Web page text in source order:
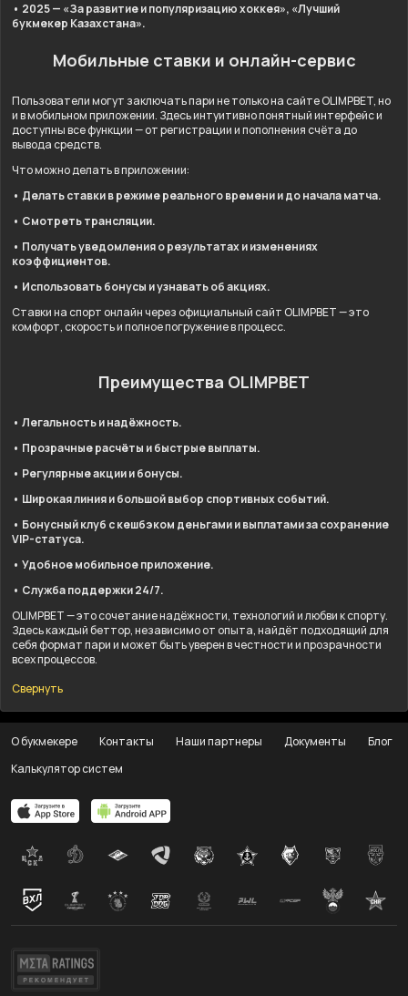
• 2025 — «За развитие и популяризацию хоккея», «Лучший
букмекер Казахстана».
Мобильные ставки и онлайн-сервис
Пользователи могут заключать пари не только на сайте OLIMPBET, но
и в мобильном приложении. Здесь интуитивно понятный интерфейс и
доступны все функции — от регистрации и пополнения счёта до
вывода средств.
Что можно делать в приложении:
• Делать ставки в режиме реального времени и до начала матча.
• Смотреть трансляции.
• Получать уведомления о результатах и изменениях
коэффициентов.
• Использовать бонусы и узнавать об акциях.
Ставки на спорт онлайн через официальный сайт OLIMPBET — это
комфорт, скорость и полное погружение в процесс.
Преимущества OLIMPBET
• Легальность и надёжность.
• Прозрачные расчёты и быстрые выплаты.
• Регулярные акции и бонусы.
• Широкая линия и большой выбор спортивных событий.
• Бонусный клуб с кешбэком деньгами и выплатами за сохранение
VIP-статуса.
• Удобное мобильное приложение.
• Служба поддержки 24/7.
OLIMPBET — это сочетание надёжности, технологий и любви к спорту.
Здесь каждый беттор, независимо от опыта, найдёт подходящий для
себя формат пари и может быть уверен в честности и прозрачности
всех процессов.
Свернуть
О букмекере Контакты Наши партнеры Документы
Блог
Калькулятор систем